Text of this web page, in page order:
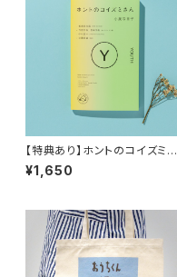
【特典あり】ホントのコイズミさ
ん YOUTH
¥1,650